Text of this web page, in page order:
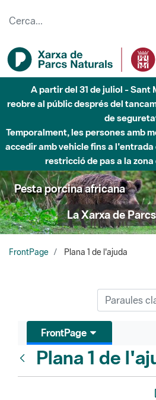
A partir del 31 de juliol - Sant
reobre al públic després del
de
Temporalment, les persones amb
accedir amb vehicle fins a
restricció de pas a la
Pesta porcina africana
La Xarxa de
FrontPage Plana 1 de l'ajuda
FrontPage
Plana 1 de